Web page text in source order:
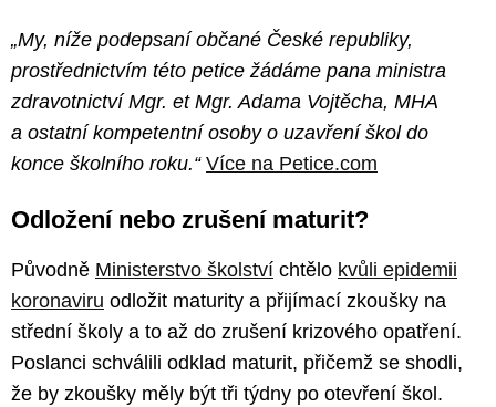
„My, níže podepsaní občané České republiky,
prostřednictvím této petice žádáme pana ministra
zdravotnictví Mgr. et Mgr. Adama Vojtěcha, MHA
a ostatní kompetentní osoby o uzavření škol do
konce školního roku.“ Více na Petice.com
Odložení nebo zrušení maturit?
Původně Ministerstvo školství chtělo kvůli epidemii
koronaviru odložit maturity a přijímací zkoušky na
střední školy a to až do zrušení krizového opatření.
Poslanci schválili odklad maturit, přičemž se shodli,
že by zkoušky měly být tři týdny po otevření škol.